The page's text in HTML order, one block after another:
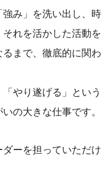
み」を洗い出し、時
れを活かした活動を
まで、徹底的に関わ
やり遂げる」という
の大きな仕事です。
ーを担っていただけ